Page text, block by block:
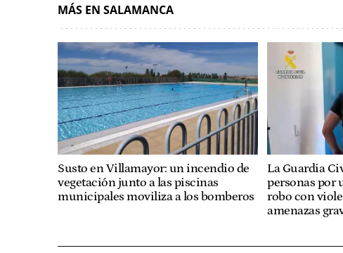
MÁS EN SALAMANCA
Susto en Villamayor: un incendio de
vegetación junto a las piscinas
municipales moviliza a los bomberos
La Guardia
personas por
robo con
amenazas